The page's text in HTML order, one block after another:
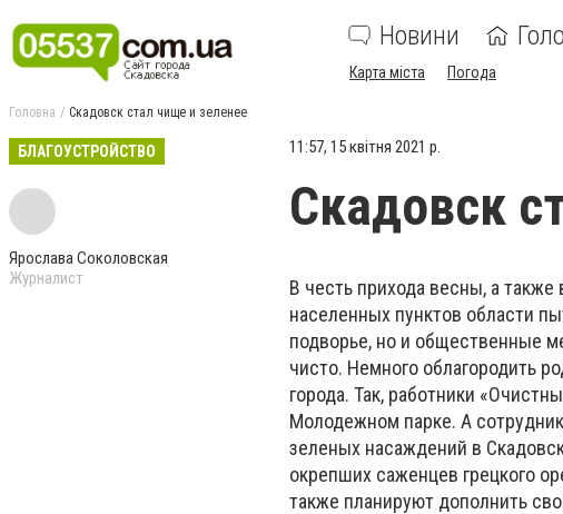
Новини
Карта міста Погода
Головна Скадовск стал чище и зеленее
БЛАГОУСТРОЙСТВО
Ярослава Соколовская
Журналист
11:57, 15 квітня 2021 р.
Скадовск
В честь прихода весны, а также
населенных пунктов области
подворье, но и общественные
чисто. Немного облагородить
города. Так, работники
Молодежном парке. А
зеленых насаждений в
окрепших саженцев грецкого
также планируют дополнить